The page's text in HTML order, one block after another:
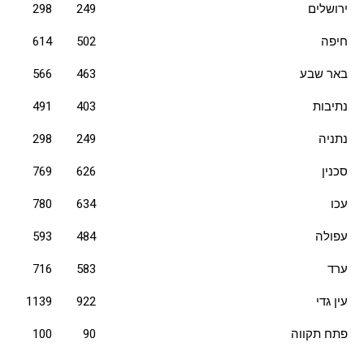
ירושלים 249
298
חיפה 502
614
באר שבע 463
566
נתיבות 403
491
נתניה 249
298
סכנין 626
769
עכו 634
780
עפולה 484
593
ערד 583
716
עין גדי 922
1139
פתח תקווה 90
100